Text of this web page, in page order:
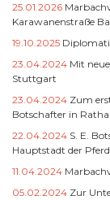
25.01.2026
Karawanenstraße
19.10.2025
23.04.2024 Mit
Stuttgart
23.04.2024 Zum
Botschafter in
22.04.2024 S. E.
Hauptstadt der
11.04.2024
05.02.2024 Zur